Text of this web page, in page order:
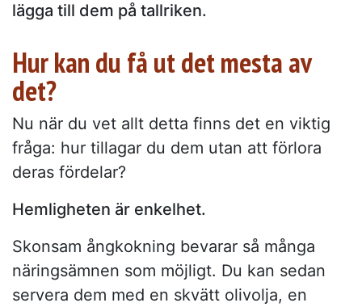
lägga till dem på tallriken.
Hur kan du få ut det mesta av
det?
Nu när du vet allt detta finns det en viktig
fråga: hur tillagar du dem utan att förlora
deras fördelar?
Hemligheten är enkelhet.
Skonsam ångkokning bevarar så många
näringsämnen som möjligt. Du kan sedan
servera dem med en skvätt olivolja, en